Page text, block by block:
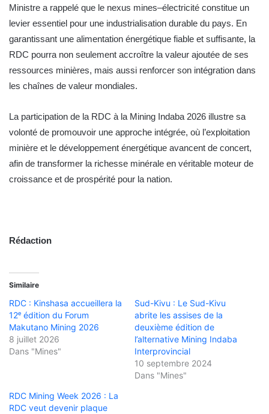
Ministre a rappelé que le nexus mines–électricité constitue un
levier essentiel pour une industrialisation durable du pays. En
garantissant une alimentation énergétique fiable et suffisante, la
RDC pourra non seulement accroître la valeur ajoutée de ses
ressources minières, mais aussi renforcer son intégration dans
les chaînes de valeur mondiales.
La participation de la RDC à la Mining Indaba 2026 illustre sa
volonté de promouvoir une approche intégrée, où l’exploitation
minière et le développement énergétique avancent de concert,
afin de transformer la richesse minérale en véritable moteur de
croissance et de prospérité pour la nation.
Rédaction
Similaire
RDC : Kinshasa accueillera la
12ᵉ édition du Forum
Makutano Mining 2026
8 juillet 2026
Dans "Mines"
Sud-Kivu : Le Sud-Kivu
abrite les assises de la
deuxième édition de
l’alternative Mining Indaba
Interprovincial
10 septembre 2024
Dans "Mines"
RDC Mining Week 2026 : La
RDC veut devenir plaque